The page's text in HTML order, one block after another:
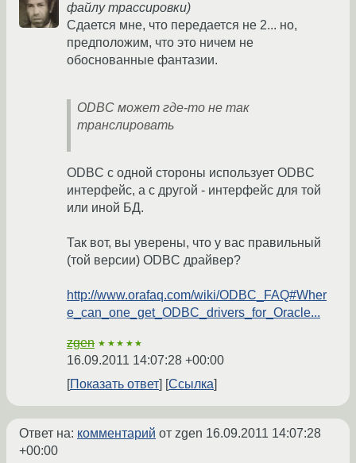
файлу трассировки)
Сдается мне, что передается не 2... но,
предположим, что это ничем не
обоснованные фантазии.
ODBC может где-то не так
транслировать
ODBC с одной стороны использует ODBC
интерфейс, а с другой - интерфейс для той
или иной БД.
Так вот, вы уверены, что у вас правильный
(той версии) ODBC драйвер?
http://www.orafaq.com/wiki/ODBC_FAQ#Wher
e_can_one_get_ODBC_drivers_for_Oracle...
zgen ★★★★★
16.09.2011 14:07:28 +00:00
Показать ответ
Ссылка
Ответ на: комментарий от zgen 16.09.2011 14:07:28
+00:00